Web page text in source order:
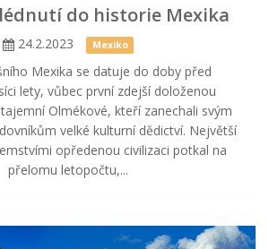
do historie Mexika
24.2.2023 Mexiko
Mexika se datuje do doby před
lety, vůbec první zdejší doloženou
Olmékové, kteří zanechali svým
velké kulturní dědictví. Největší
opředenou civilizaci potkal na
přelomu letopočtu,...